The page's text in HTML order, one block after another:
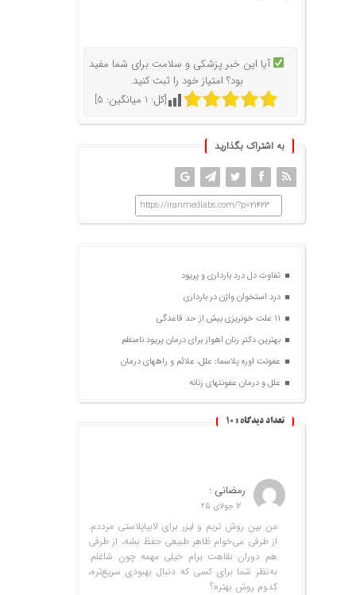
آیا این خبر پزشکی و سلامت برای شما مفید
بود؟ امتیاز خود را ثبت کنید.
[کل: 1 میانگین: 5
]
به اشتراک بگذارید
https://iranmedlabs.com/?p=21423
تفاوت دل درد بارداری و پریود
درد استخوان واژن در بارداری
بهترین دکتر زنان اهواز برای درمان پریود نامنظم
عفونت اوره پلاسما: علل، علائم و راههای درمان
علل و درمان عفونتهای زنانه
تعداد دیدگاه : 10
رمضانی :
12 جولای 25
من بین روش تریم و لیزر برای لابیاپلاستی مرددم.
از طرفی می‌خوام ظاهر طبیعی حفظ بشه، از طرفی
هم دوران نقاهت برام خیلی مهمه چون شاغلم.
به‌نظر شما برای کسی که دنبال بهبودی سریع‌تره،
کدوم روش بهتره؟